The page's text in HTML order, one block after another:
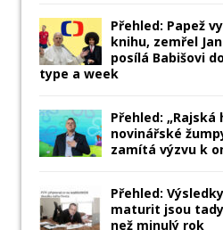
Přehled: Papež
knihu, zemřel
posílá Babišovi
type a week
Přehled:
novinářské
zamítá výzvu k
Přehled:
maturit jsou
než minulý rok